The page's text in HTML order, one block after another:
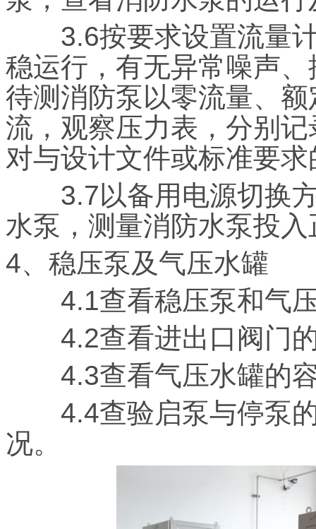
3.6按要求设置流量计
稳运行，有无异常噪声
待测消防泵以零流量、
流，观察压力表，分别
对与设计文件或标准要
3.7以备用电源切换方
水泵，测量消防水泵投
4、稳压泵及气压水罐
4.1查看稳压泵和气压
4.2查看进出口阀门的
4.3查看气压水罐的容
4.4查验启泵与停泵的
况。